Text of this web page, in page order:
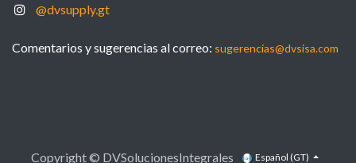
@dvsupply.gt
Comentarios y sugerencias al correo: sugerencias@dvsisa.com
Copyright © DVSolucionesIntegrales Español (GT)